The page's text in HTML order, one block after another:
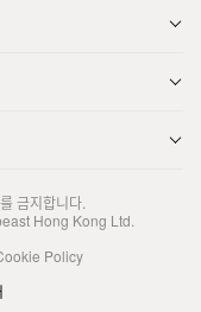
금지합니다.
Hong Kong Ltd.
Policy